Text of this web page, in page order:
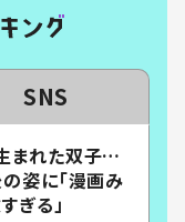
SNS
まれた双子…
姿に「漫画み
ぎる」